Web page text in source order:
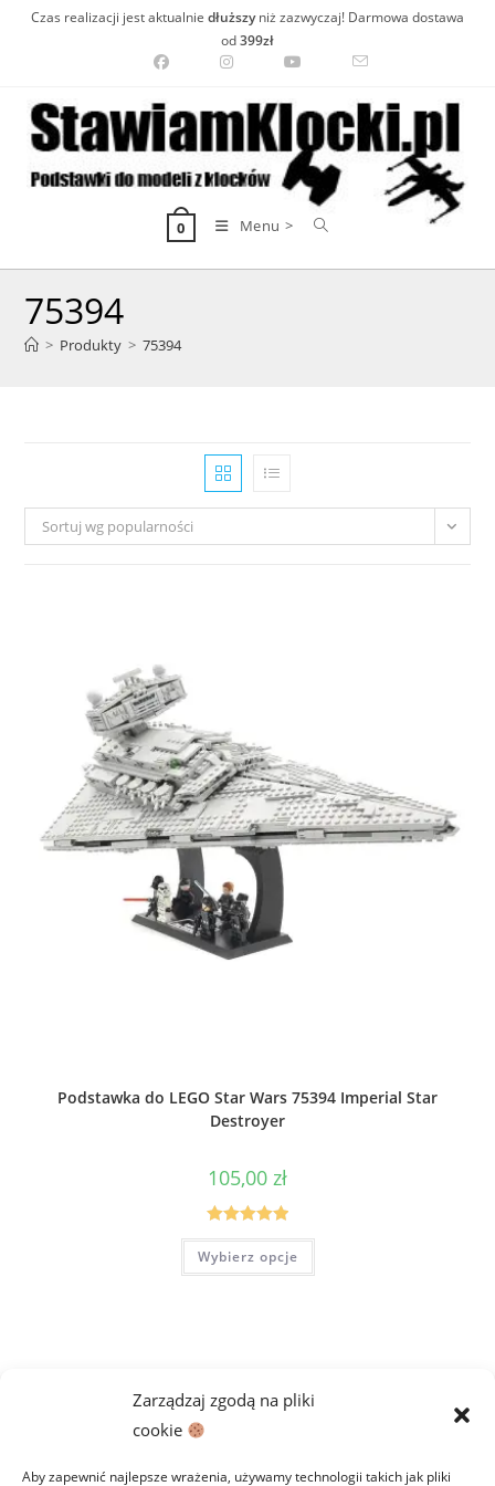
Zarządzaj zgodą na pliki
cookie
Aby zapewnić najlepsze wrażenia, używamy technologii takich jak pliki
Czas realizacji jest aktualnie dłuższyniż zazwyczaj! Darmowa dostawa
od399zł
0 Menu >
75394
> Produkty > 75394
Sortuj wg popularności
Podstawka do LEGO Star Wars 75394 Imperial Star
Destroyer
105,00 zł
Oceniono
5.00na 5
Wybierz opcje
Ten
ma
produktu